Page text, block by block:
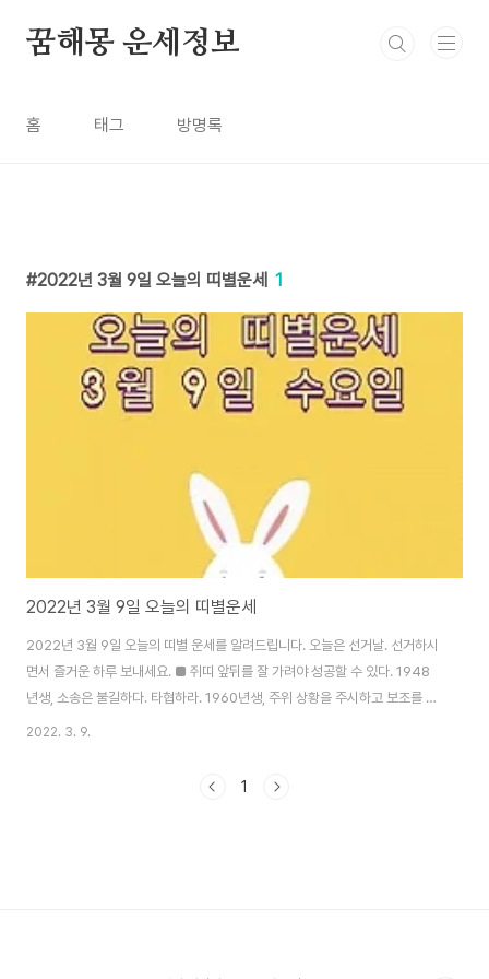
꿈해몽 운세정보
홈 태그 방명록
2022년 3월 9일 오늘의 띠별운세 1
2022년 3월 9일 오늘의 띠별운세
2022년 3월 9일 오늘의 띠별 운세를 알려드립니다. 오늘은 선거날. 선거하시
면서 즐거운 하루 보내세요. ■ 쥐띠 앞뒤를 잘 가려야 성공할 수 있다. 1948
년생, 소송은 불길하다. 타협하라. 1960년생, 주위 상황을 주시하고 보조를 맞
추자. 1972년생, 파트너와 불화 있겠다. 신중히 결정하라. 1984년생, 소중한
받을 수 있다. 1949년생, 산야에 봄이 돌아오니 그 빛이 새롭다. 1961년생, 바
2022. 3. 9.
1